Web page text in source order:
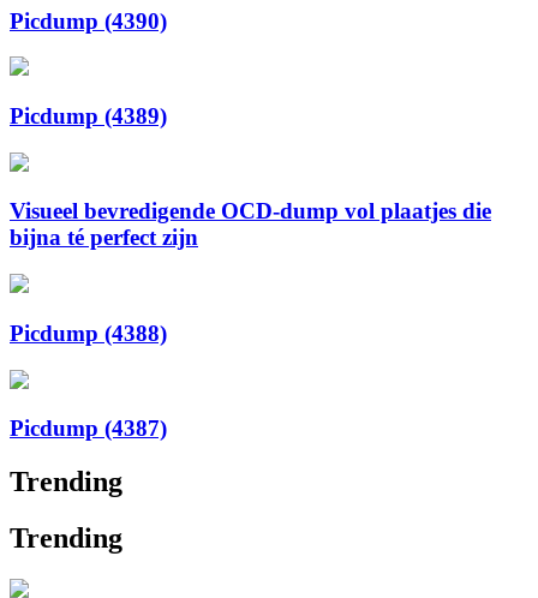
Picdump (4390)
Picdump (4389)
Visueel bevredigende OCD-dump vol plaatjes die
bijna té perfect zijn
Picdump (4388)
Picdump (4387)
Trending
Trending